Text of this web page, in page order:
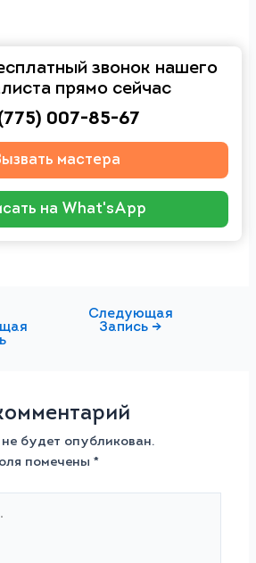
звонок нашего
прямо сейчас
007-85-67
мастера
на What'sApp
Следующая
Запись →
будет опубликован.
помечены*